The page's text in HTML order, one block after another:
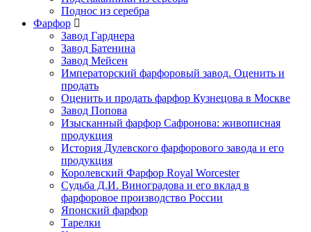
Поднос из серебра
Фарфор
Завод Гарднера
Завод Батенина
Завод Мейсен
Императорский фарфоровый завод. Оценить и
продать
Оценить и продать фарфор Кузнецова в Москве
Завод Попова
Изысканный фарфор Сафронова: живописная
продукция
История Дулевского фарфорового завода и его
продукция
Королевский Фарфор Royal Worcester
Судьба Д.И. Виноградова и его вклад в
фарфоровое производство России
Японский фарфор
Тарелки